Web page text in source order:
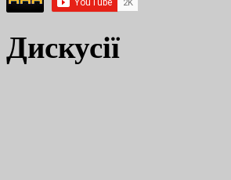
Дискусії